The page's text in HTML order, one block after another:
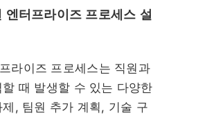
엔터프라이즈 프로세스 설
라이즈 프로세스는 직원과
때 발생할 수 있는 다양한
, 팀원 추가 계획, 기술 구